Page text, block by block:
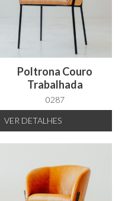
Poltrona Couro
Trabalhada
0287
VER DETALHES